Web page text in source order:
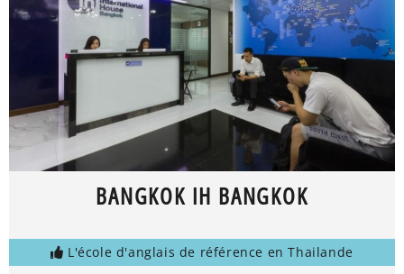
BANGKOK IH BANGKOK
L'école d'anglais de référence en Thailande